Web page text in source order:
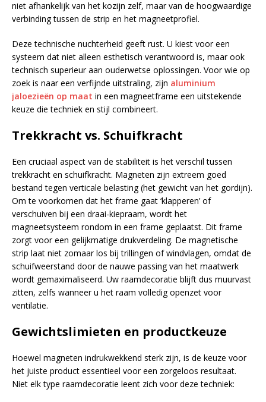
niet afhankelijk van het kozijn zelf, maar van de hoogwaardige
verbinding tussen de strip en het magneetprofiel.
Deze technische nuchterheid geeft rust. U kiest voor een
systeem dat niet alleen esthetisch verantwoord is, maar ook
technisch superieur aan ouderwetse oplossingen. Voor wie op
zoek is naar een verfijnde uitstraling, zijn aluminium
jaloezieën op maat in een magneetframe een uitstekende
keuze die techniek en stijl combineert.
Trekkracht vs. Schuifkracht
Een cruciaal aspect van de stabiliteit is het verschil tussen
trekkracht en schuifkracht. Magneten zijn extreem goed
bestand tegen verticale belasting (het gewicht van het gordijn).
Om te voorkomen dat het frame gaat ‘klapperen’ of
verschuiven bij een draai-kiepraam, wordt het
magneetsysteem rondom in een frame geplaatst. Dit frame
zorgt voor een gelijkmatige drukverdeling. De magnetische
strip laat niet zomaar los bij trillingen of windvlagen, omdat de
schuifweerstand door de nauwe passing van het maatwerk
wordt gemaximaliseerd. Uw raamdecoratie blijft dus muurvast
zitten, zelfs wanneer u het raam volledig openzet voor
ventilatie.
Gewichtslimieten en productkeuze
Hoewel magneten indrukwekkend sterk zijn, is de keuze voor
het juiste product essentieel voor een zorgeloos resultaat.
Niet elk type raamdecoratie leent zich voor deze techniek: